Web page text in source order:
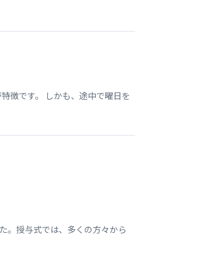
徴です。 しかも、途中で曜日を
。授与式では、多くの方々から